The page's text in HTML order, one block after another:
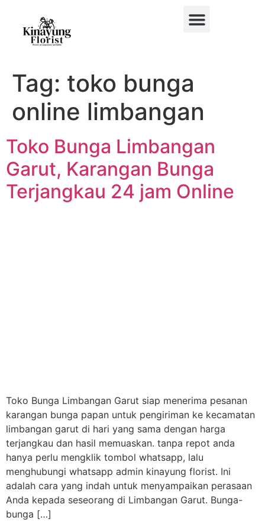
Tag: toko bunga
online limbangan
Toko Bunga Limbangan
Garut, Karangan Bunga
Terjangkau 24 jam Online
Toko Bunga Limbangan Garut siap menerima pesanan
karangan bunga papan untuk pengiriman ke kecamatan
limbangan garut di hari yang sama dengan harga
terjangkau dan hasil memuaskan. tanpa repot anda
hanya perlu mengklik tombol whatsapp, lalu
menghubungi whatsapp admin kinayung florist. Ini
adalah cara yang indah untuk menyampaikan perasaan
Anda kepada seseorang di Limbangan Garut. Bunga-
bunga […]